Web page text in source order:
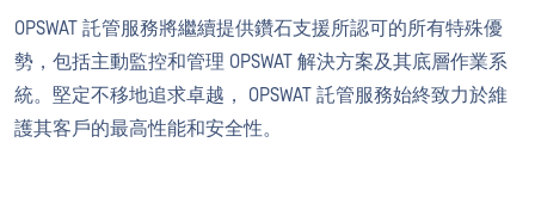
OPSWAT 託管服務將繼續提供鑽石支援所認可的所有特殊優
勢，包括主動監控和管理 OPSWAT 解決方案及其底層作業系
統。堅定不移地追求卓越， OPSWAT 託管服務始終致力於維
護其客戶的最高性能和安全性。